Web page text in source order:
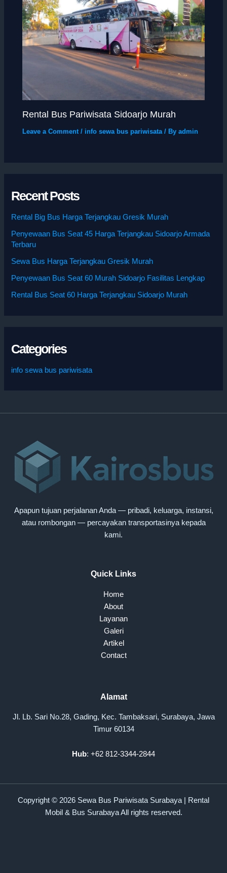
Rental Bus Pariwisata Sidoarjo Murah
Leave a Comment / info sewa bus pariwisata/ Byadmin
Recent Posts
Rental Big Bus Harga Terjangkau Gresik Murah
Penyewaan Bus Seat 45 Harga Terjangkau Sidoarjo Armada
Terbaru
Sewa Bus Harga Terjangkau Gresik Murah
Penyewaan Bus Seat 60 Murah Sidoarjo Fasilitas Lengkap
Rental Bus Seat 60 Harga Terjangkau Sidoarjo Murah
Categories
info sewa bus pariwisata
Apapun tujuan perjalanan Anda — pribadi, keluarga, instansi,
atau rombongan — percayakan transportasinya kepada
kami.
Quick Links
Home
About
Layanan
Galeri
Artikel
Contact
Alamat
Jl. Lb. Sari No.28, Gading, Kec. Tambaksari, Surabaya, Jawa
Timur 60134
Hub: +62 812-3344-2844
Copyright © 2026 Sewa Bus Pariwisata Surabaya | Rental
Mobil & Bus Surabaya All rights reserved.